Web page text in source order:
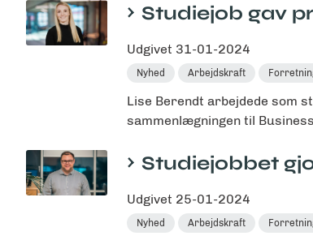
Studiejob gav
Udgivet 31-01-2024
Nyhed Arbejdskraft
Lise Berendt arbejdede som
sammenlægningen til
Studiejobbet
Udgivet 25-01-2024
Nyhed Arbejdskraft